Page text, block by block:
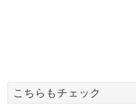
こちらもチェック